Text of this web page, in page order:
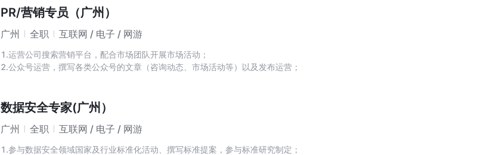
成熟的渠道体系。
4、完成央、国企，名企，金融，能源，交通，政府，运营商等重点行业的行业突破，行业标杆案例建设，
PR/营销专员（广州）
广州 全职 互联网 / 电子 / 网游
1.运营公司搜索营销平台，配合市场团队开展市场活动；
2.公众号运营，撰写各类公众号的文章（咨询动态、市场活动等）以及发布运营；
数据安全专家(广州）
广州 全职 互联网 / 电子 / 网游
1.参与数据安全领域国家及行业标准化活动、撰写标准提案，参与标准研究制定；